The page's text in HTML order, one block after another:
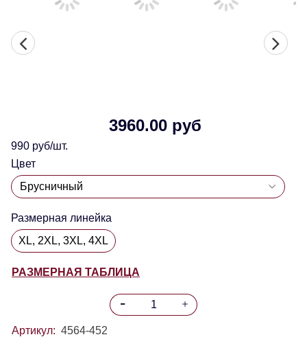
3960.00 руб
990 руб/шт.
Цвет
Размерная линейка
XL, 2XL, 3XL, 4XL
РАЗМЕРНАЯ ТАБЛИЦА
Артикул: 4564-452